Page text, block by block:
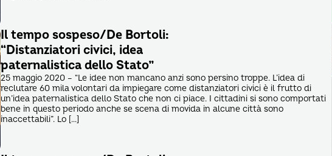
Il tempo sospeso/De Bortoli:
“Distanziatori civici, idea
paternalistica dello Stato”
25 maggio 2020 – “Le idee non mancano anzi sono persino troppe. L’idea di
reclutare 60 mila volontari da impiegare come distanziatori civici è il frutto di
un’idea paternalistica dello Stato che non ci piace. I cittadini si sono comportati
bene in questo periodo anche se scena di movida in alcune città sono
inaccettabili”. Lo […]